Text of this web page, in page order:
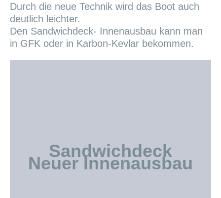
Durch die neue Technik wird das Boot auch
deutlich leichter.
Den Sandwichdeck- Innenausbau kann man
in GFK oder in Karbon-Kevlar bekommen.
Sandwichdeck
Neuer Innenausbau